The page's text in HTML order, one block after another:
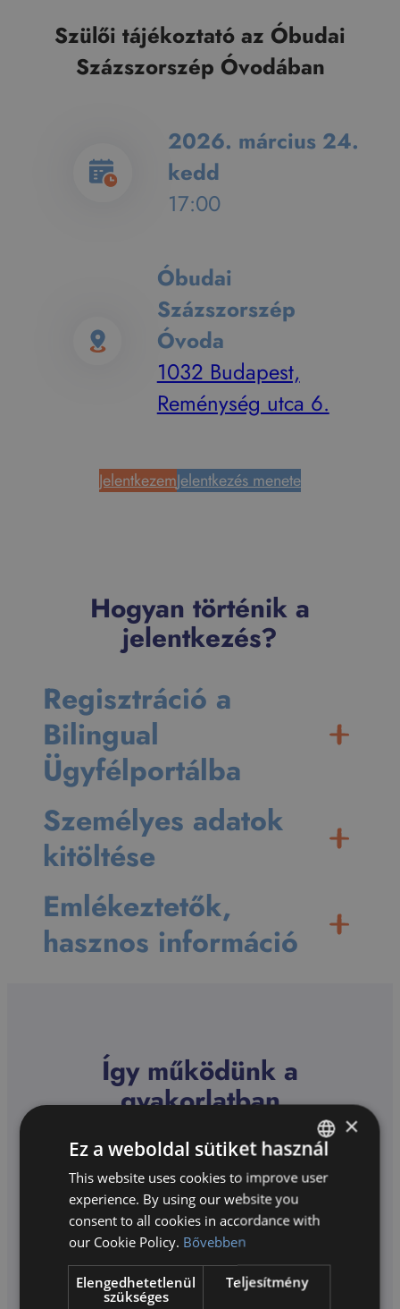
Szülői tájékoztató az Óbudai
Százszorszép Óvodában
2026. március 24.
kedd
17:00
Óbudai
Százszorszép
Óvoda
1032 Budapest,
Reménység utca 6.
JelentkezemJelentkezés menete
Hogyan történik a
jelentkezés?
Regisztráció a
Bilingual
Ügyfélportálba
Személyes adatok
kitöltése
Emlékeztetők,
hasznos információ
Így működünk a
gyakorlatban
Bemutatkozik a Bilingual Program
HUNGARIAN
ENGLISH
×
Ez a weboldal sütiket használ
This website uses cookies to improve user
experience. By using our website you
consent to all cookies in accordance with
our Cookie Policy. Bővebben
Elengedhetetlenül
szükséges
Teljesítmény